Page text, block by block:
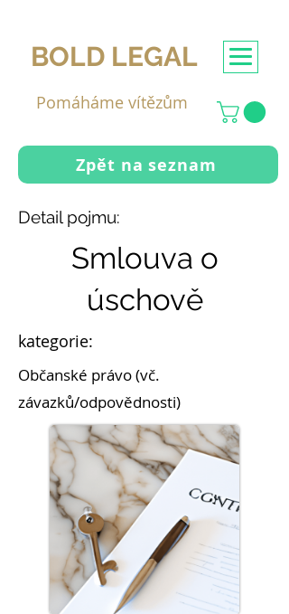
BOLD LEGAL
Pomáháme vítězům
Zpět na seznam
Detail pojmu:
Smlouva o
úschově
kategorie:
Občanské právo (vč.
závazků/odpovědnosti)